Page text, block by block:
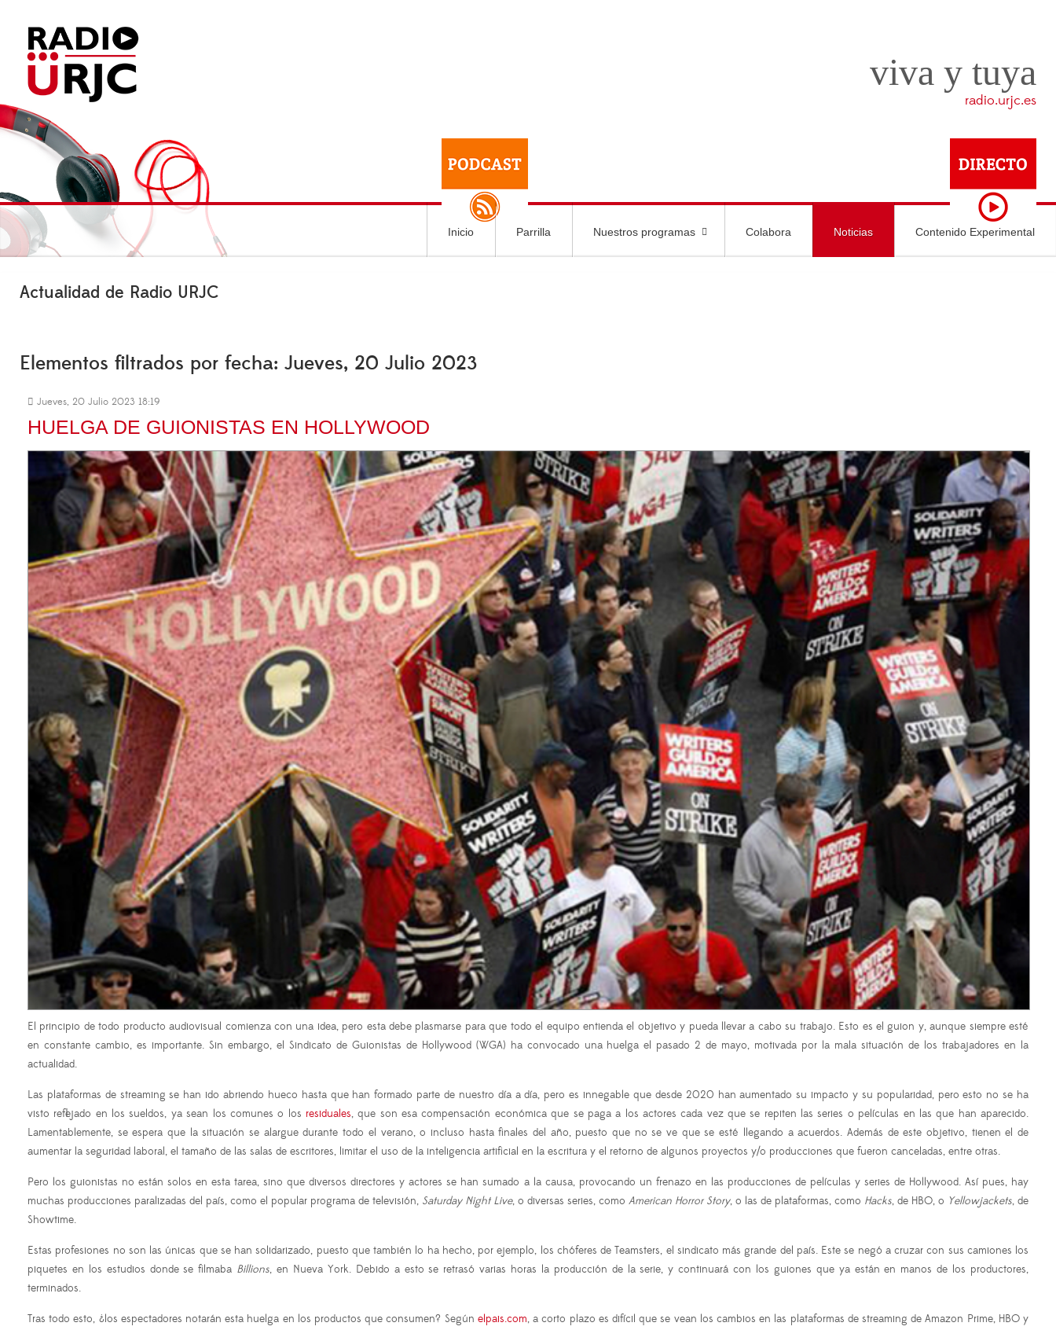
viva y tuya
radio.urjc.es
Inicio Parrilla Nuestros programas Colabora Noticias Contenido Experimental
Actualidad de Radio URJC
Elementos filtrados por fecha: Jueves, 20 Julio 2023
Jueves, 20 Julio 2023 18:19
HUELGA DE GUIONISTAS EN HOLLYWOOD
El principio de todo producto audiovisual comienza con una idea, pero esta debe plasmarse para que todo el equipo entienda el objetivo y pueda llevar a cabo su trabajo. Esto es el guion y, aunque siempre esté
en constante cambio, es importante. Sin embargo, el Sindicato de Guionistas de Hollywood (WGA) ha convocado una huelga el pasado 2 de mayo, motivada por la mala situación de los trabajadores en la
actualidad.
Las plataformas de streaming se han ido abriendo hueco hasta que han formado parte de nuestro día a día, pero es innegable que desde 2020 han aumentado su impacto y su popularidad, pero esto no se ha
visto reflejado en los sueldos, ya sean los comunes o los residuales, que son esa compensación económica que se paga a los actores cada vez que se repiten las series o películas en las que han aparecido.
Lamentablemente, se espera que la situación se alargue durante todo el verano, o incluso hasta finales del año, puesto que no se ve que se esté llegando a acuerdos. Además de este objetivo, tienen el de
aumentar la seguridad laboral, el tamaño de las salas de escritores, limitar el uso de la inteligencia artificial en la escritura y el retorno de algunos proyectos y/o producciones que fueron canceladas, entre otras.
Pero los guionistas no están solos en esta tarea, sino que diversos directores y actores se han sumado a la causa, provocando un frenazo en las producciones de películas y series de Hollywood. Así pues, hay
muchas producciones paralizadas del país, como el popular programa de televisión, Saturday Night Live, o diversas series, como American Horror Story, o las de plataformas, como Hacks, de HBO, o Yellowjackets, de
Showtime.
Estas profesiones no son las únicas que se han solidarizado, puesto que también lo ha hecho, por ejemplo, los chóferes de Teamsters, el sindicato más grande del país. Este se negó a cruzar con sus camiones los
piquetes en los estudios donde se filmaba Billions, en Nueva York. Debido a esto se retrasó varias horas la producción de la serie, y continuará con los guiones que ya están en manos de los productores,
terminados.
Tras todo esto, ¿los espectadores notarán esta huelga en los productos que consumen? Según elpais.com, a corto plazo es difícil que se vean los cambios en las plataformas de streaming de Amazon Prime, HBO y